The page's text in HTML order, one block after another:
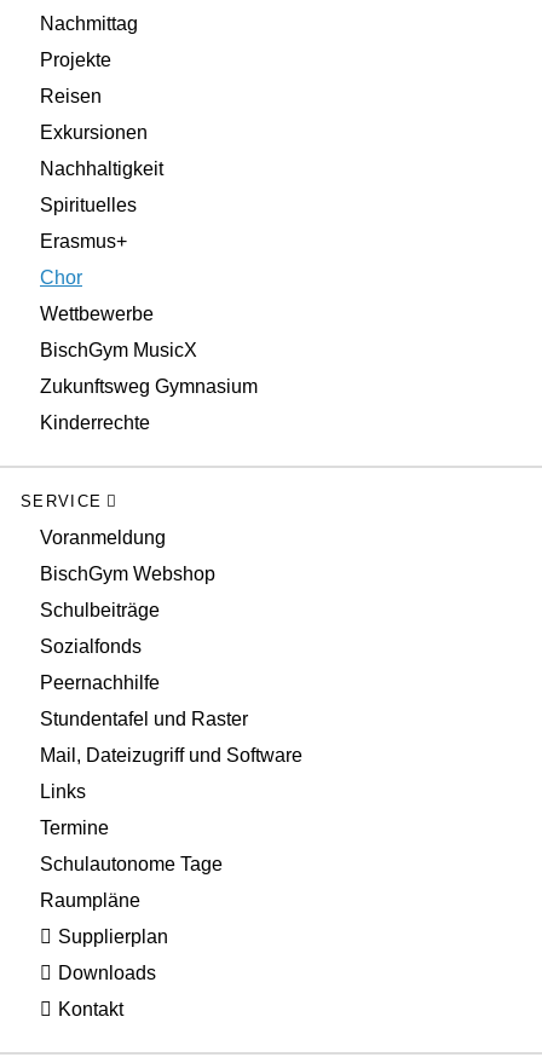
Nachmittag
Projekte
Reisen
Exkursionen
Nachhaltigkeit
Spirituelles
Erasmus+
Chor
Wettbewerbe
BischGym MusicX
Zukunftsweg Gymnasium
Kinderrechte
SERVICE
Voranmeldung
BischGym Webshop
Schulbeiträge
Sozialfonds
Peernachhilfe
Stundentafel und Raster
Mail, Dateizugriff und Software
Links
Termine
Schulautonome Tage
Raumpläne
Supplierplan
Downloads
Kontakt